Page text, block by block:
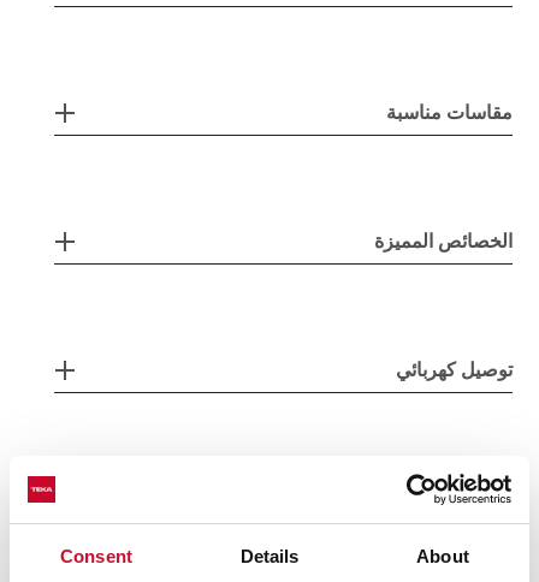
Consent Details About
مقاسات مناسبة
الخصائص المميزة
توصيل كهربائي
مساحات الطبخ